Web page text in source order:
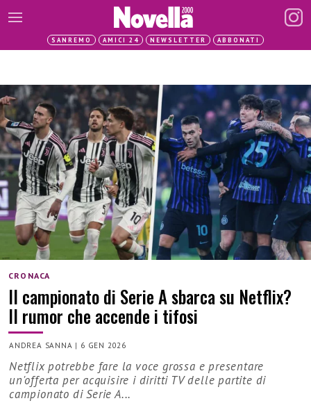
SANREMO AMICI 24 NEWSLETTER ABBONATI
CRONACA
Il campionato di Serie A sbarca su Netflix?
Il rumor che accende i tifosi
ANDREA SANNA | 6 GEN 2026
Netflix potrebbe fare la voce grossa e presentare
un'offerta per acquisire i diritti TV delle partite di
campionato di Serie A...